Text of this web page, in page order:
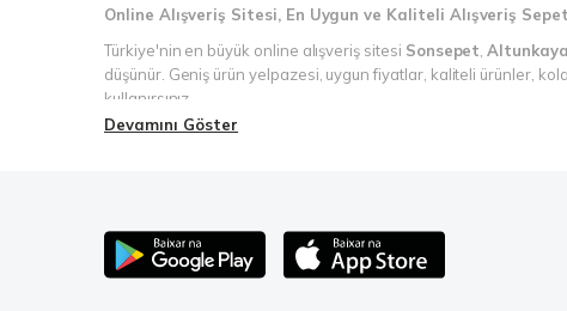
Online Alışveriş Sitesi, En Uygun ve Kaliteli Alışveriş
Türkiye'nin en büyük online alışveriş sitesi Sonsepet ,
düşünür. Geniş ürün yelpazesi, uygun fiyatlar, kaliteli ürünler,
kullanırsınız.
Şimdi Sonsepet'i keşfedin ve alışverişin keyfini çıkarın!
birbirinden lezzetli seçenekler arasından favorinizi seçin. Eğer
kreması ile kahve keyfinize lezzet katabilirsiniz. Kahve
keyfinizi doyasıya yaşayın!
Devamını Göster